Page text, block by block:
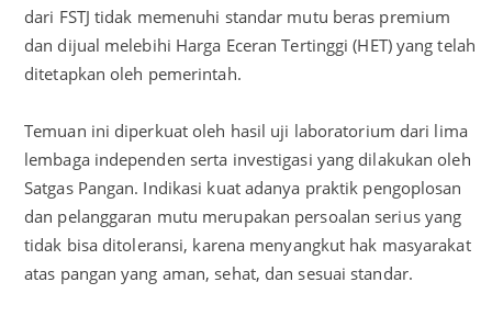
dari FSTJ tidak memenuhi standar mutu beras premium
dan dijual melebihi Harga Eceran Tertinggi (HET) yang telah
ditetapkan oleh pemerintah.
Temuan ini diperkuat oleh hasil uji laboratorium dari lima
lembaga independen serta investigasi yang dilakukan oleh
Satgas Pangan. Indikasi kuat adanya praktik pengoplosan
dan pelanggaran mutu merupakan persoalan serius yang
tidak bisa ditoleransi, karena menyangkut hak masyarakat
atas pangan yang aman, sehat, dan sesuai standar.